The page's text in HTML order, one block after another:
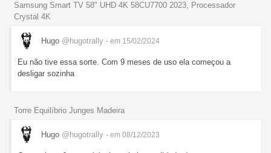
Samsung Smart TV 58" UHD 4K 58CU7700 2023, Processador
Crystal 4K
Hugo @hugotrally - em 15/02/2024
Eu não tive essa sorte. Com 9 meses de uso ela começou a
desligar sozinha
Torre Equilíbrio Junges Madeira
Hugo @hugotrally - em 08/12/2023